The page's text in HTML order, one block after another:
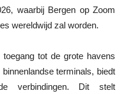
waarbij Bergen op Zoom
wereldwijd zal worden.
tot de grote havens
terminals, biedt
verbindingen. Dit stelt